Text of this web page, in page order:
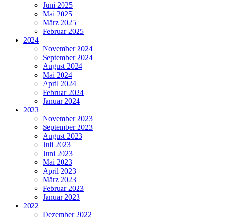
Juni 2025
Mai 2025
März 2025
Februar 2025
2024
November 2024
September 2024
August 2024
Mai 2024
April 2024
Februar 2024
Januar 2024
2023
November 2023
September 2023
August 2023
Juli 2023
Juni 2023
Mai 2023
April 2023
März 2023
Februar 2023
Januar 2023
2022
Dezember 2022